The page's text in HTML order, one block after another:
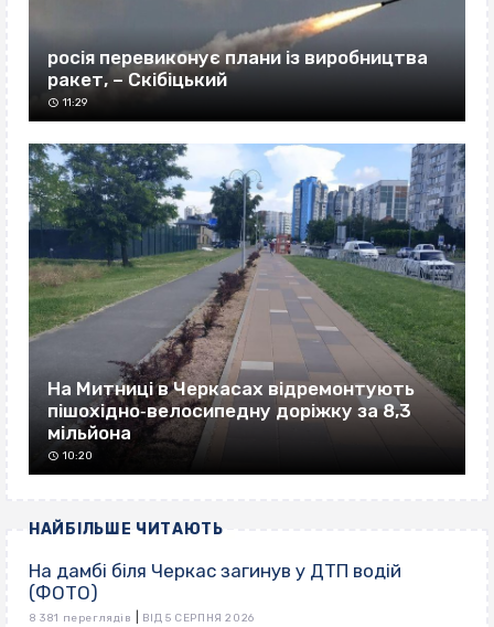
росія перевиконує плани із виробництва
ракет, – Скібіцький
11:29
На Митниці в Черкасах відремонтують
пішохідно‐велосипедну доріжку за 8,3
мільйона
10:20
НАЙБІЛЬШЕ ЧИТАЮТЬ
На дамбі біля Черкас загинув у ДТП водій
(ФОТО)
8 381 переглядів ВІД 5 СЕРПНЯ 2026